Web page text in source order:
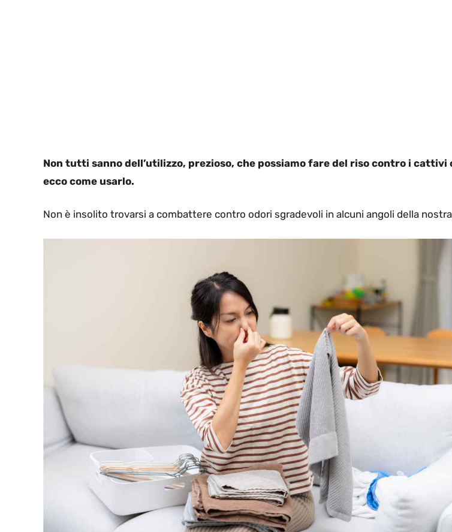
Non tutti sanno dell’utilizzo, prezioso, che possiamo fare del riso contro i cattivi
ecco come usarlo.
Non è insolito trovarsi a combattere contro odori sgradevoli in alcuni angoli della